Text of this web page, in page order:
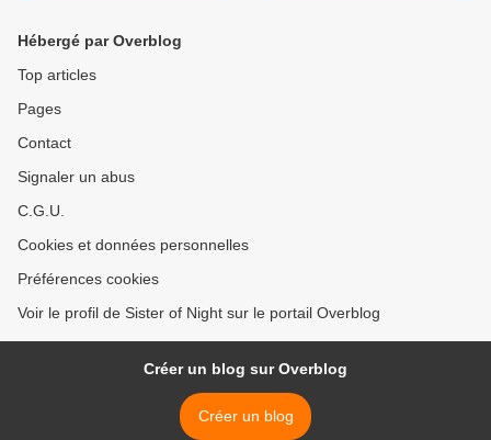
Hébergé par Overblog
Top articles
Pages
Contact
Signaler un abus
C.G.U.
Cookies et données personnelles
Préférences cookies
Voir le profil de Sister of Night sur le portail Overblog
Créer un blog sur Overblog
Créer un blog